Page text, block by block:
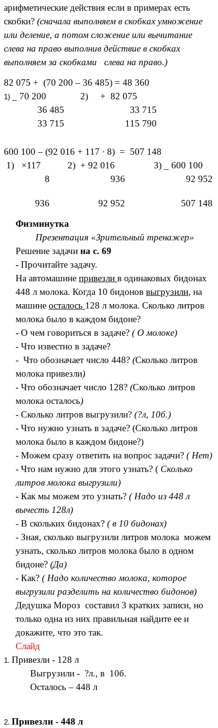
арифметические действия если в примерах есть
скобки? (сначала выполняем в скобках умножение
или деление, а потом сложение или вычитание
слева на право выполнив действие в скобках
выполняем за скобками слева на право.)
82 075 + (70 200 – 36 485) = 48 360
_ 70 200 2) + 82 075
36 485 33 715
33 715 115 790
600 100 – (92 016 + 117 ∙ 8) = 507 148
1) ×117 2) + 92 016 3) _ 600 100
8 936 92 952
936 92 952 507 148
Физминутка
Презентация «Зрительный тренажер»
Решение задачи на с. 69
- Прочитайте задачу.
На автомашине привезли в одинаковых бидонах
448 л молока. Когда 10 бидонов выгрузили, на
машине осталось 128 л молока. Сколько литров
молока было в каждом бидоне?
- О чем говориться в задаче? ( О молоке)
- Что известно в задаче?
- Что обозначает число 448? (Сколько литров
молока привезли)
- Что обозначает число 128? (Сколько литров
молока осталось)
- Сколько литров выгрузили? (?л, 10б.)
- Что нужно узнать в задаче? (Сколько литров
молока было в каждом бидоне?)
- Можем сразу ответить на вопрос задачи? ( Нет)
- Что нам нужно для этого узнать? ( Сколько
литров молока выгрузили)
- Как мы можем это узнать? ( Надо из 448 л
вычесть 128л)
- В скольких бидонах? ( в 10 бидонах)
- Зная, сколько выгрузили литров молока можем
узнать, сколько литров молока было в одном
бидоне? (Да)
- Как? ( Надо количество молока, которое
выгрузили разделить на количество бидонов)
Дедушка Мороз составил 3 кратких записи, но
только одна из них правильная найдите ее и
докажите, что это так.
Слайд
Привезли - 128 л
Выгрузили - ?л., в 10б.
Осталось – 448 л
Привезли - 448 л